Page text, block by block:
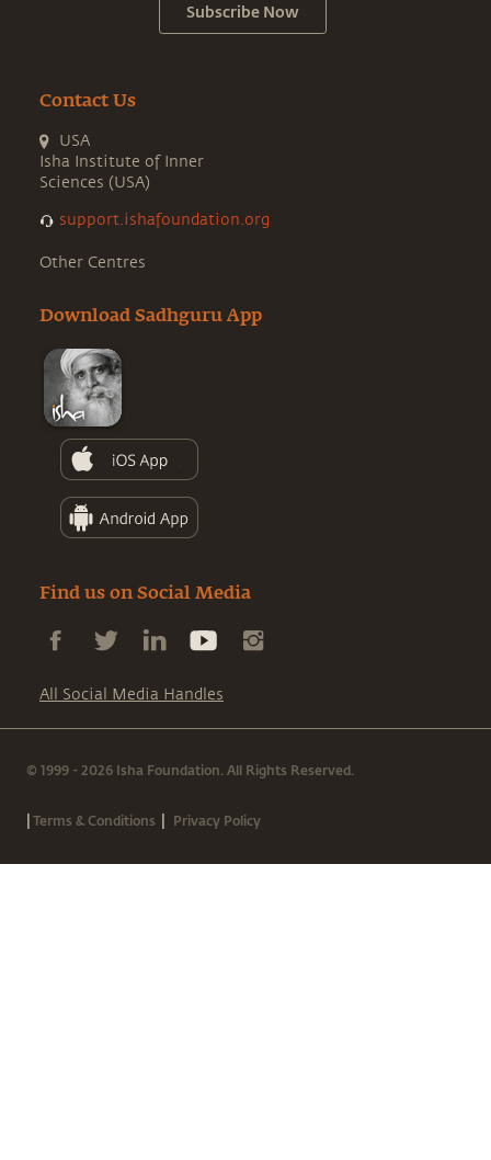
Subscribe Now
Contact Us
USA
Isha Institute of Inner
Sciences (USA)
support.ishafoundation.org
Other Centres
Download Sadhguru App
Find us on Social Media
All Social Media Handles
© 1999 - 2026 Isha Foundation. All Rights Reserved.
|Terms & Conditions | Privacy Policy